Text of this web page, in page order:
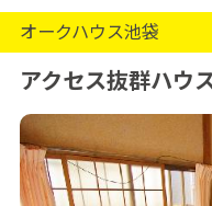
オークハウス池袋
アクセス抜群ハウ